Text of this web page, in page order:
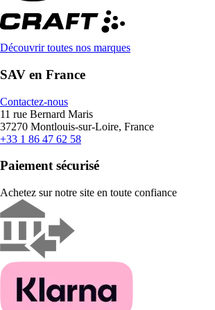
Découvrir toutes nos marques
SAV en France
Contactez-nous
11 rue Bernard Maris
37270 Montlouis-sur-Loire, France
+33 1 86 47 62 58
Paiement sécurisé
Achetez sur notre site en toute confiance